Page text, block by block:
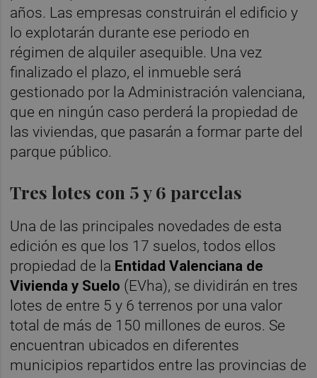
años. Las empresas construirán el edificio y
lo explotarán durante ese periodo en
régimen de alquiler asequible. Una vez
finalizado el plazo, el inmueble será
gestionado por la Administración valenciana,
que en ningún caso perderá la propiedad de
las viviendas, que pasarán a formar parte del
parque público.
Tres lotes con 5 y 6 parcelas
Una de las principales novedades de esta
edición es que los 17 suelos, todos ellos
propiedad de la Entidad Valenciana de
Vivienda y Suelo (EVha), se dividirán en tres
lotes de entre 5 y 6 terrenos por una valor
total de más de 150 millones de euros. Se
encuentran ubicados en diferentes
municipios repartidos entre las provincias de